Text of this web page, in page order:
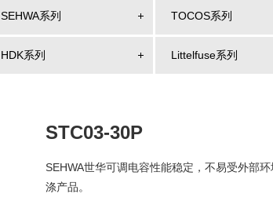
SEHWA系列 TOCOS系列
HDK系列 Littelfuse系列
STC03-30P
SEHWA世华可调电容性能稳定，不易受外部
涤产品。